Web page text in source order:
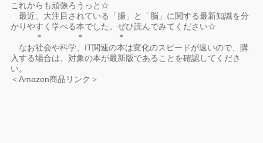
これからも頑張ろうっと☆
最近、大注目されている「腸」と「脳」に関する最新知識を分
かりやすく学べる本でした。ぜひ読んでみてください☆
＊ ＊ ＊
なお社会や科学、IT関連の本は変化のスピードが速いので、購
入する場合は、対象の本が最新版であることを確認してくださ
い。
＜Amazon商品リンク＞